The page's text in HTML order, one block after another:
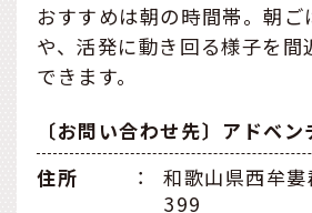
おすすめは朝の時間帯。朝ご
や、活発に動き回る様子を間
できます。
〔お問い合わせ先〕アドベ
住所
：
和歌山県西牟
399